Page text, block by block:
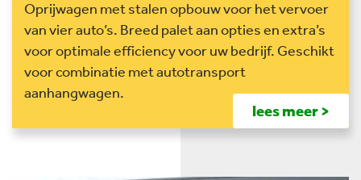
Oprijwagen met stalen opbouw voor het vervoer
van vier auto’s. Breed palet aan opties en extra’s
voor optimale efficiency voor uw bedrijf. Geschikt
voor combinatie met autotransport
aanhangwagen.
lees meer >